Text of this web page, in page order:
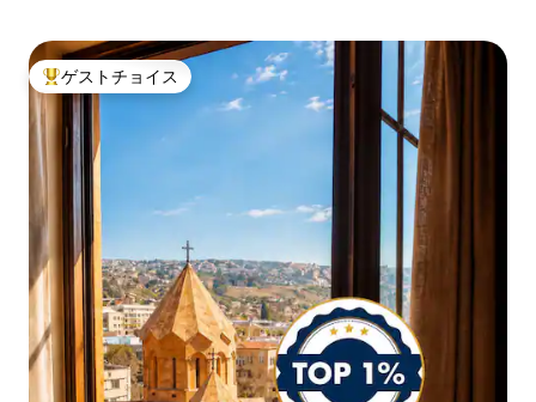
大好評のゲストチョイスです。
ゲストチョイス